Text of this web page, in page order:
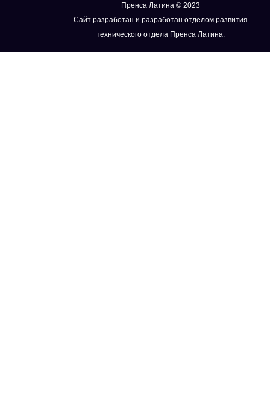
Пренса Латина © 2023
Сайт разработан и разработан отделом развития
технического отдела Пренса Латина.